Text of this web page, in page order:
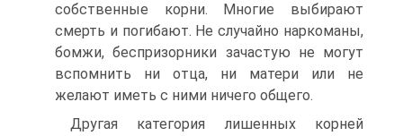
собственные корни. Многие выбирают
смерть и погибают. Не случайно наркоманы,
бомжи, беспризорники зачастую не могут
вспомнить ни отца, ни матери или не
желают иметь с ними ничего общего.
Другая категория лишенных корней